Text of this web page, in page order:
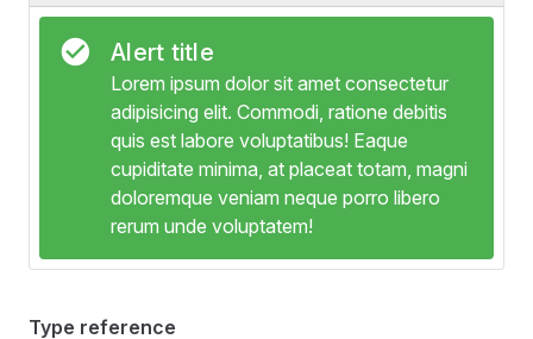
Alert title
Lorem ipsum dolor sit amet consectetur
adipisicing elit. Commodi, ratione debitis
quis est labore voluptatibus! Eaque
cupiditate minima, at placeat totam, magni
doloremque veniam neque porro libero
rerum unde voluptatem!
Type reference